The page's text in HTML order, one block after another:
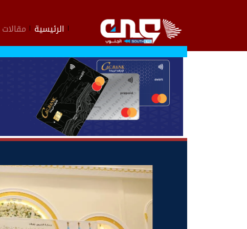
الرئيسية مقالات